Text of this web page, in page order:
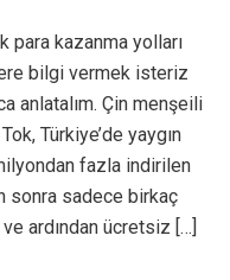
para kazanma yolları
bilgi vermek isteriz
anlatalım. Çin menşeili
Türkiye’de yaygın
fazla indirilen
sonra sadece birkaç
ardından ücretsiz […]